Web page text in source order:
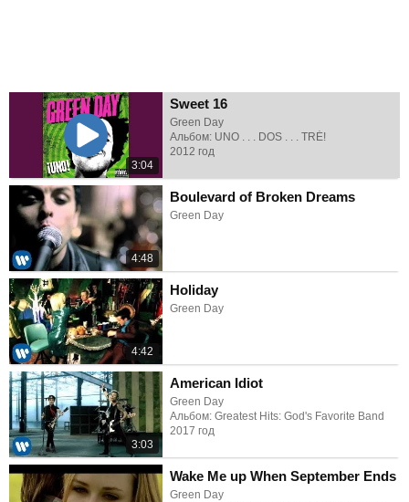
3:04
Sweet 16
Green Day
Альбом: UNO . . . DOS . . . TRÉ!
2012 год
4:48
Boulevard of Broken Dreams
Green Day
4:42
Holiday
Green Day
3:03
American Idiot
Green Day
Альбом: Greatest Hits: God's Favorite Band
2017 год
Wake Me up When September Ends
Green Day